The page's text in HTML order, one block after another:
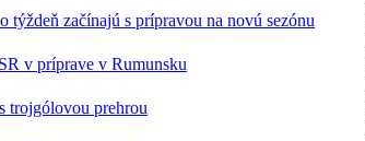
začínajú s prípravou na novú sezónu
v príprave v Rumunsku
trojgólovou prehrou